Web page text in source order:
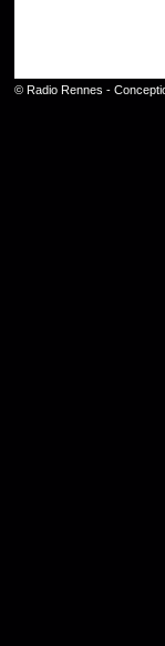
© Radio Rennes -